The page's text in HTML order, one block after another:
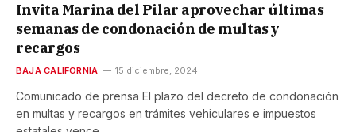
Invita Marina del Pilar aprovechar últimas
semanas de condonación de multas y
recargos
BAJA CALIFORNIA 15 diciembre, 2024
Comunicado de prensa El plazo del decreto de condonación
en multas y recargos en trámites vehiculares e impuestos